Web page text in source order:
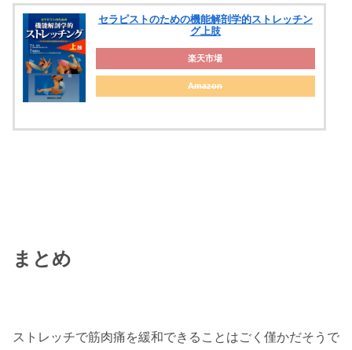
セラピストのための機能解剖学的ストレッチン
グ上肢
楽天市場
Amazon
まとめ
ストレッチで筋肉痛を緩和できることはごく僅かだそうで